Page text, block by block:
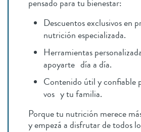
pensado para tu bienestar:
Descuentos exclusivos en
nutrición especializada.
Herramientas
apoyarte día a día.
Contenido útil y confiable
vos y tu familia.
Porque tu nutrición merece
y empezá a disfrutar de todos